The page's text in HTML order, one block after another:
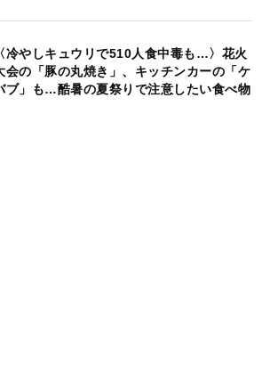
〈冷やしキュウリで510人食中毒も…〉花火
会の「豚の丸焼き」、キッチンカーの「ケ
ブ」も…酷暑の夏祭りで注意したい食べ物